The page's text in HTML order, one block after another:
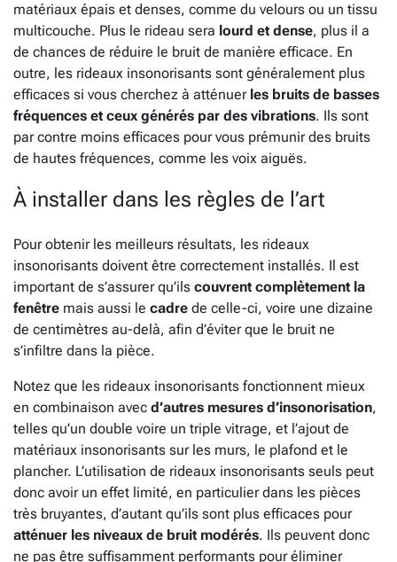
matériaux épais et denses, comme du velours ou un tissu
multicouche. Plus le rideau sera lourd et dense, plus il a
de chances de réduire le bruit de manière efficace. En
outre, les rideaux insonorisants sont généralement plus
efficaces si vous cherchez à atténuer les bruits de basses
fréquences et ceux générés par des vibrations. Ils sont
par contre moins efficaces pour vous prémunir des bruits
de hautes fréquences, comme les voix aiguës.
À installer dans les règles de l’art
Pour obtenir les meilleurs résultats, les rideaux
insonorisants doivent être correctement installés. Il est
important de s’assurer qu’ils couvrent complètement la
fenêtre mais aussi le cadre de celle-ci, voire une dizaine
de centimètres au-delà, afin d’éviter que le bruit ne
s’infiltre dans la pièce.
Notez que les rideaux insonorisants fonctionnent mieux
en combinaison avec d’autres mesures d’insonorisation,
telles qu’un double voire un triple vitrage, et l’ajout de
matériaux insonorisants sur les murs, le plafond et le
plancher. L’utilisation de rideaux insonorisants seuls peut
donc avoir un effet limité, en particulier dans les pièces
très bruyantes, d’autant qu’ils sont plus efficaces pour
atténuer les niveaux de bruit modérés. Ils peuvent donc
ne pas être suffisamment performants pour éliminer